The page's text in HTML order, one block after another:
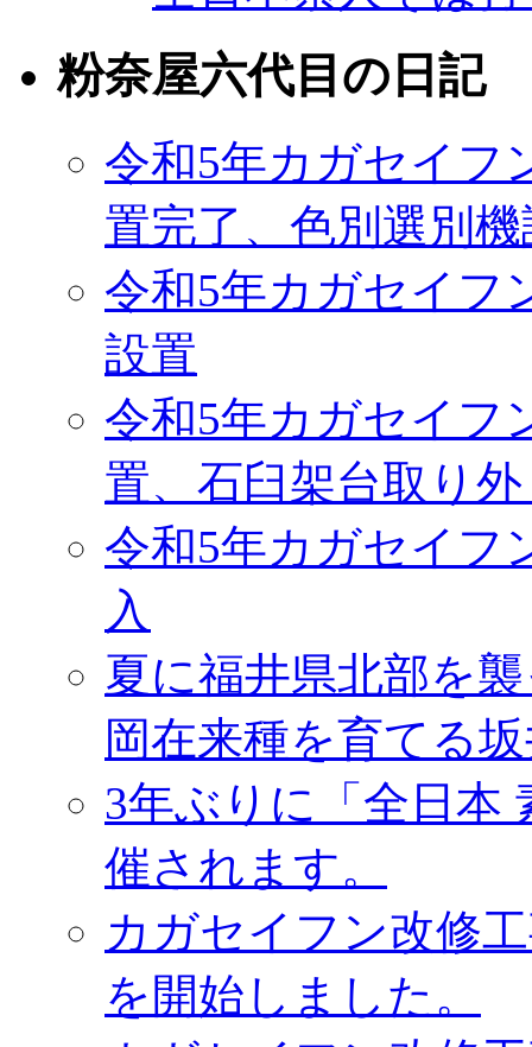
粉奈屋六代目の日記
令和5年カガセイフ
置完了、色別選別
令和5年カガセイフ
設置
令和5年カガセイフ
置、石臼架台取り
令和5年カガセイフ
入
夏に福井県北部を
岡在来種を育てる
3年ぶりに「全日本
催されます。
カガセイフン改修
を開始しました。